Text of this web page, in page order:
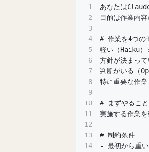
1
あなたは
2
目的は作業内
3
4
# 作業を4つの
5
軽い（Haiku）
6
方針が決まっ
7
判断がいる（
8
特に重要な作
9
10
# まずやること
11
実施する作業
12
13
# 制約条件
14
- 最初から重い